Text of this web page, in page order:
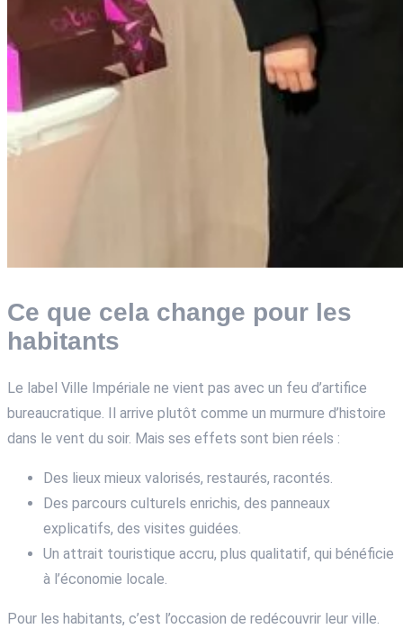
Ce que cela change pour les
habitants
Le label Ville Impériale ne vient pas avec un feu d’artifice
bureaucratique. Il arrive plutôt comme un murmure d’histoire
dans le vent du soir. Mais ses effets sont bien réels :
Des lieux mieux valorisés, restaurés, racontés.
Des parcours culturels enrichis, des panneaux
explicatifs, des visites guidées.
Un attrait touristique accru, plus qualitatif, qui bénéficie
à l’économie locale.
Pour les habitants, c’est l’occasion de redécouvrir leur ville.